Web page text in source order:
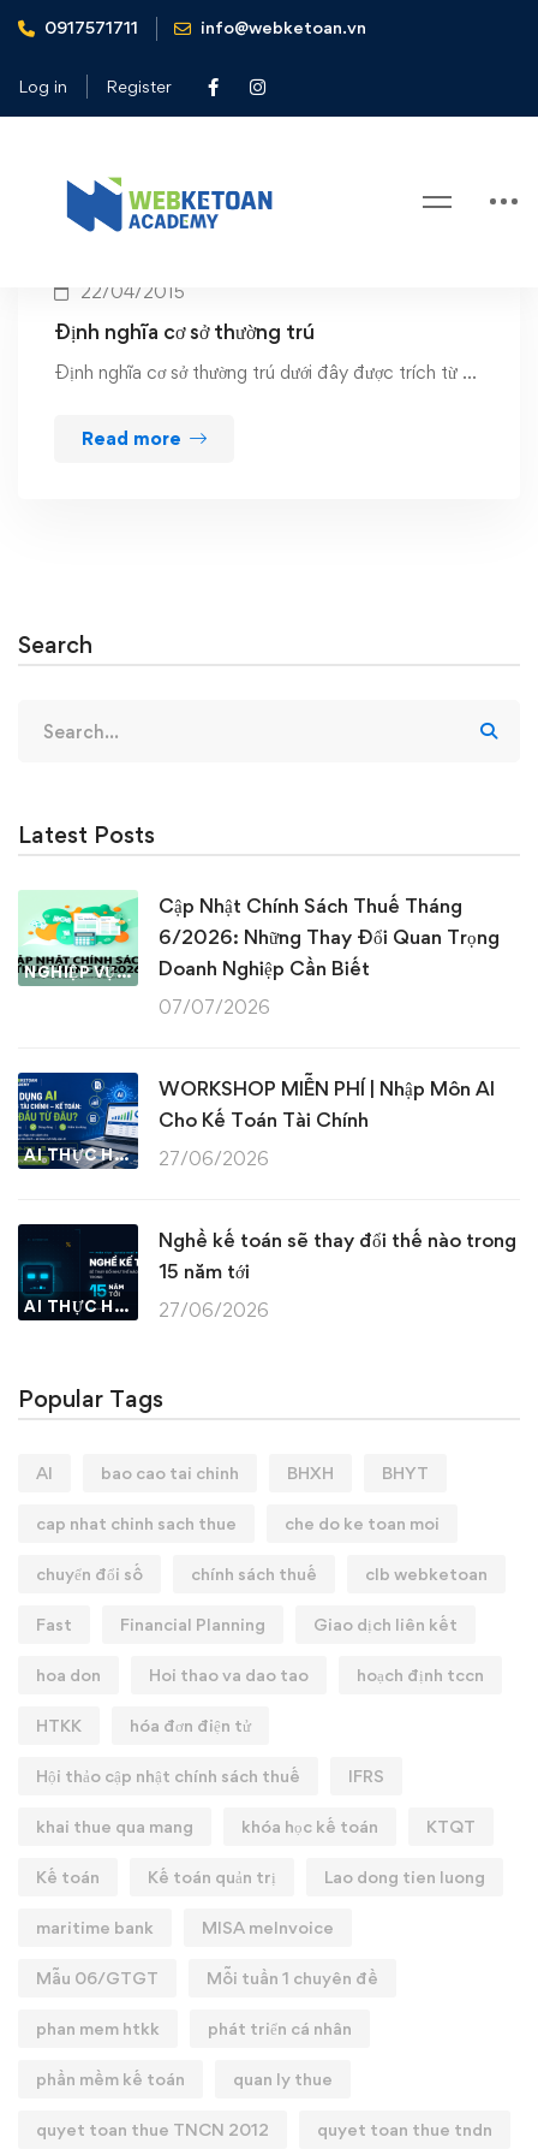
0917571711 info@webketoan.vn
Log in Register
Home co so thuong tru
Tag: co so thuong tru
22/04/2015
Định nghĩa cơ sở thường trú
Định nghĩa cơ sở thường trú dưới đây được trích từ …
Read more
Search
for:
Latest Posts
NGHIỆP VỤ KẾ TOÁN & THUẾ
Cập Nhật Chính Sách Thuế Tháng
6/2026: Những Thay Đổi Quan Trọng
Doanh Nghiệp Cần Biết
07/07/2026
AI THỰC HÀNH
WORKSHOP MIỄN PHÍ | Nhập Môn AI
Cho Kế Toán Tài Chính
27/06/2026
AI THỰC HÀNH
Nghề kế toán sẽ thay đổi thế nào trong
15 năm tới
27/06/2026
Popular Tags
AI bao cao tai chinh BHXH BHYT
cap nhat chinh sach thue che do ke toan moi
chuyển đổi số chính sách thuế clb webketoan
Fast Financial Planning Giao dịch liên kết
hoa don Hoi thao va dao tao hoạch định tccn
HTKK hóa đơn điện tử
Hội thảo cập nhật chính sách thuế IFRS
khai thue qua mang khóa học kế toán KTQT
Kế toán Kế toán quản trị Lao dong tien luong
maritime bank MISA meInvoice
Mẫu 06/GTGT Mỗi tuần 1 chuyên đề
phan mem htkk phát triển cá nhân
phần mềm kế toán quan ly thue
quyet toan thue TNCN 2012 quyet toan thue tndn